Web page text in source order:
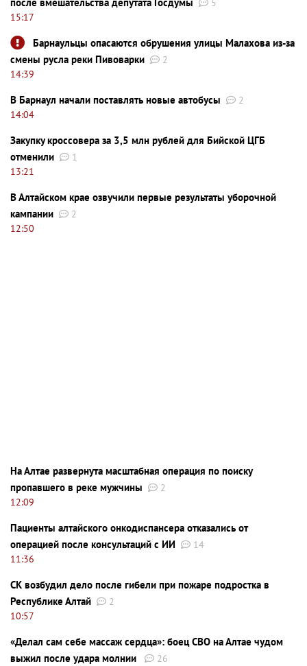
5
15:17
Барнаульцы опасаются обрушения улицы Малахова из-за
смены русла реки Пивоварки
2
14:39
В Барнаул начали поставлять новые автобусы
2
14:04
Закупку кроссовера за 3,5 млн рублей для Бийской ЦГБ
отменили
1
13:21
В Алтайском крае озвучили первые результаты уборочной
кампании
2
12:50
На Алтае развернута масштабная операция по поиску
пропавшего в реке мужчины
2
12:09
Пациенты алтайского онкодиспансера отказались от
операцией после консультаций с ИИ
14
11:36
СК возбудил дело после гибели при пожаре подростка в
Республике Алтай
2
10:57
«Делал сам себе массаж сердца»: боец СВО на Алтае чудом
выжил после удара молнии
26